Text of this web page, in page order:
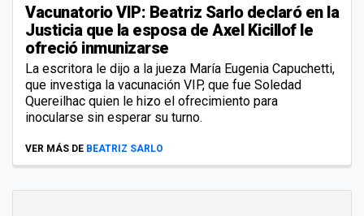
Vacunatorio VIP: Beatriz Sarlo declaró en la
Justicia que la esposa de Axel Kicillof le
ofreció inmunizarse
La escritora le dijo a la jueza María Eugenia Capuchetti,
que investiga la vacunación VIP, que fue Soledad
Quereilhac quien le hizo el ofrecimiento para
inocularse sin esperar su turno.
VER MÁS DE BEATRIZ SARLO